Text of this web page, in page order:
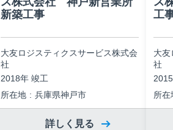
新築工事
大友ロジスティクスサービス株式会
社
2018年 竣工
所在地
兵庫県神戸市
詳しく見る
工
大友
社
所在